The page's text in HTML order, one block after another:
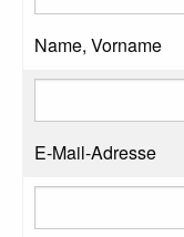
Name, Vorname
E-Mail-Adresse